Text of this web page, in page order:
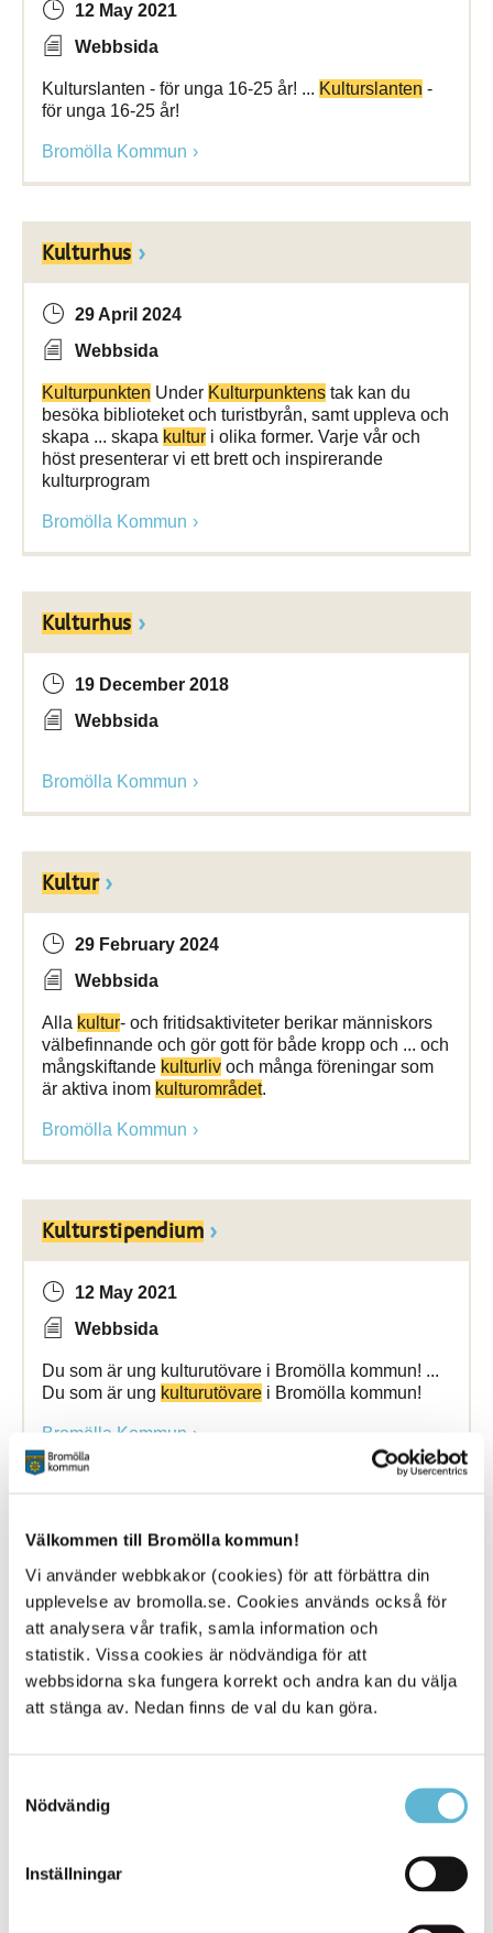
Välkommen till Bromölla kommun!
Vi använder webbkakor (cookies) för att förbättra din
upplevelse av bromolla.se. Cookies används också för
att analysera vår trafik, samla information och
statistik. Vissa cookies är nödvändiga för att
webbsidorna ska fungera korrekt och andra kan du välja
att stänga av. Nedan finns de val du kan göra.
Nödvändig
Inställningar
12 May 2021
Webbsida
Kulturslanten - för unga 16-25 år! ... Kulturslanten -
för unga 16-25 år!
Bromölla Kommun
Kulturhus
29 April 2024
Webbsida
Kulturpunkten Under Kulturpunktens tak kan du
besöka biblioteket och turistbyrån, samt uppleva och
skapa ... skapa kultur i olika former. Varje vår och
höst presenterar vi ett brett och inspirerande
kulturprogram
Bromölla Kommun
Kulturhus
19 December 2018
Webbsida
Bromölla Kommun
Kultur
29 February 2024
Webbsida
Alla kultur- och fritidsaktiviteter berikar människors
välbefinnande och gör gott för både kropp och ... och
mångskiftande kulturliv och många föreningar som
är aktiva inom kulturområdet.
Bromölla Kommun
Kulturstipendium
12 May 2021
Webbsida
Du som är ung kulturutövare i Bromölla kommun! ...
Du som är ung kulturutövare i Bromölla kommun!
Bromölla Kommun
Kulturpris
12 June 2025
Webbsida
Vill du nominera någon till Bromölla kommuns
kulturpris